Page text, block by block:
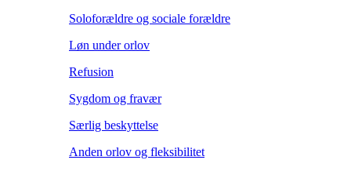
Soloforældre og sociale forældre
Løn under orlov
Refusion
Sygdom og fravær
Særlig beskyttelse
Anden orlov og fleksibilitet